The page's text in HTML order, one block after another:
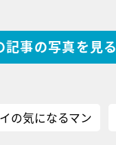
記事の写真を見る
の気になるマン